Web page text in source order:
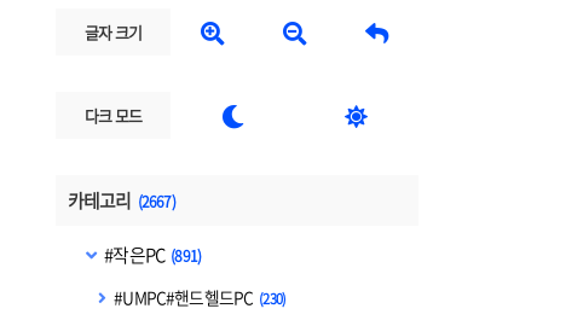
글자 크기   
다크 모드  
카테고리 (2667)
#작은PC (891)
#UMPC#핸드헬드PC (230)